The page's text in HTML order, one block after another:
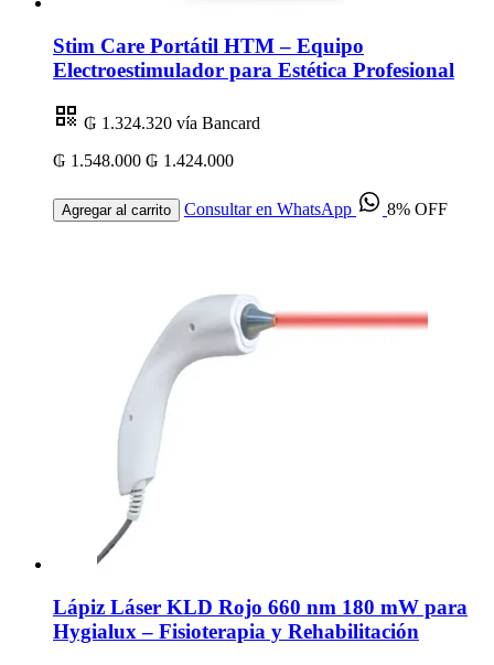
Stim Care Portátil HTM – Equipo
Electroestimulador para Estética Profesional
₲ 1.324.320 vía Bancard
₲ 1.548.000 ₲ 1.424.000
Agregar al carrito Consultar en WhatsApp 8% OFF
Lápiz Láser KLD Rojo 660 nm 180 mW para
Hygialux – Fisioterapia y Rehabilitación